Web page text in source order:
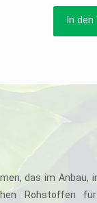
In den
das im Anbau,
Rohstoffen